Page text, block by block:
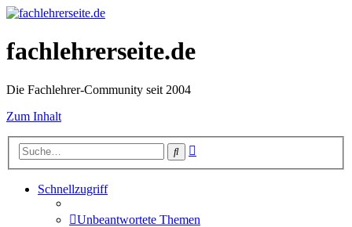
fachlehrerseite.de
Die Fachlehrer-Community seit 2004
Zum Inhalt
Suche
Schnellzugriff
Unbeantwortete Themen